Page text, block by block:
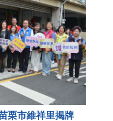
栗市維祥里揭牌